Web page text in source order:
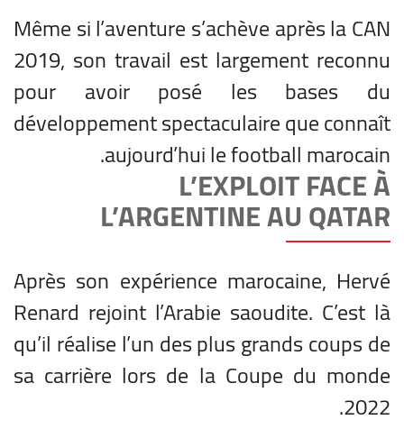
Même si l’aventure s’achève après la CAN
2019, son travail est largement reconnu
pour avoir posé les bases du
développement spectaculaire que connaît
aujourd’hui le football marocain.
L’EXPLOIT FACE À
L’ARGENTINE AU QATAR
Après son expérience marocaine, Hervé
Renard rejoint l’Arabie saoudite. C’est là
qu’il réalise l’un des plus grands coups de
sa carrière lors de la Coupe du monde
2022.